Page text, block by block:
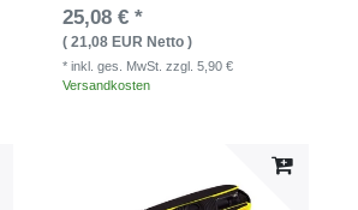
25,08 € *
( 21,08 EUR Netto )
* inkl. ges. MwSt. zzgl. 5,90 €
Versandkosten